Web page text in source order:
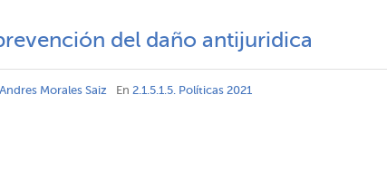
del daño antijuridica
Morales Saiz En 2.1.5.1.5. Políticas 2021